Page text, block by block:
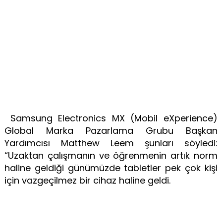
Samsung Electronics MX (Mobil eXperience)
Global Marka Pazarlama Grubu Başkan
Yardımcısı Matthew Leem şunları söyledi:
“Uzaktan çalışmanın ve öğrenmenin artık norm
haline geldiği günümüzde tabletler pek çok kişi
için vazgeçilmez bir cihaz haline geldi.